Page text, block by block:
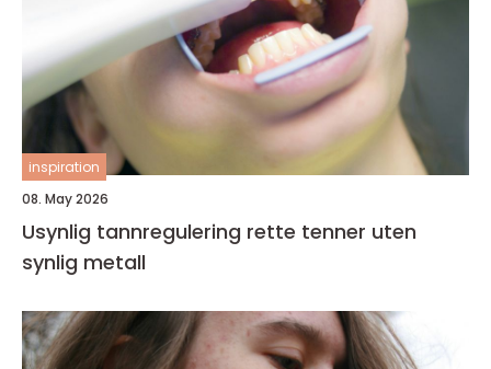
inspiration
08. May 2026
Usynlig tannregulering rette tenner uten
synlig metall